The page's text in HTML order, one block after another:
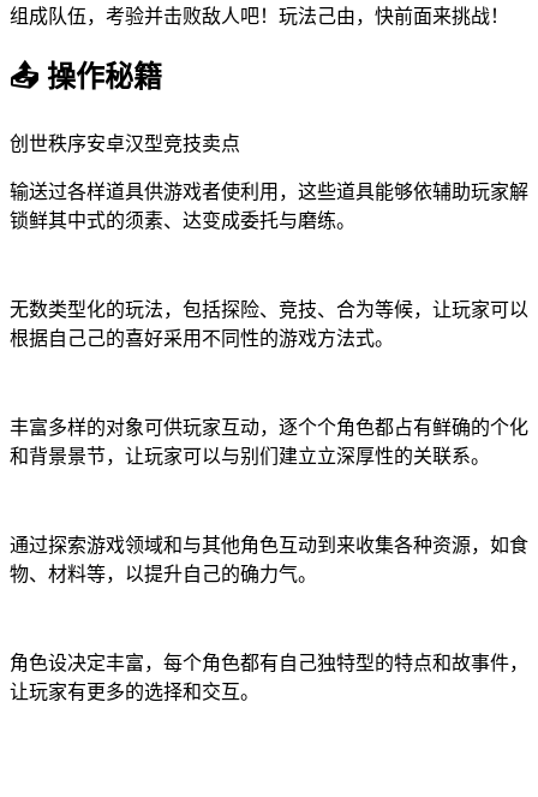
组成队伍，考验并击败敌人吧！玩法己由，快前面来挑战！
📤 操作秘籍
创世秩序安卓汉型竞技卖点
输送过各样道具供游戏者使利用，这些道具能够依辅助玩家解
锁鲜其中式的须素、达变成委托与磨练。
无数类型化的玩法，包括探险、竞技、合为等候，让玩家可以
根据自己己的喜好采用不同性的游戏方法式。
丰富多样的对象可供玩家互动，逐个个角色都占有鲜确的个化
和背景景节，让玩家可以与别们建立立深厚性的关联系。
通过探索游戏领域和与其他角色互动到来收集各种资源，如食
物、材料等，以提升自己的确力气。
角色设决定丰富，每个角色都有自己独特型的特点和故事件，
让玩家有更多的选择和交互。